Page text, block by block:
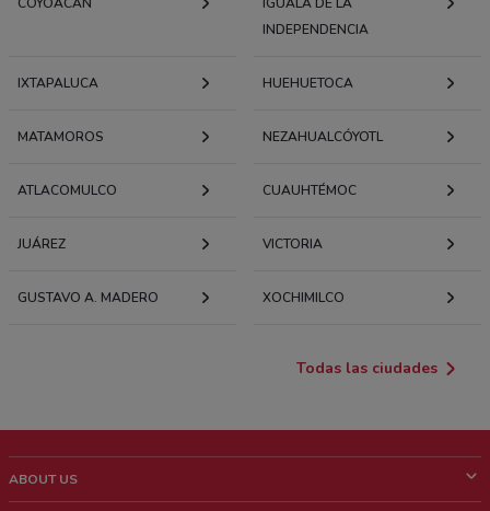
INDEPENDENCIA
IXTAPALUCA HUEHUETOCA
MATAMOROS NEZAHUALCÓYOTL
ATLACOMULCO CUAUHTÉMOC
JUÁREZ VICTORIA
GUSTAVO A. MADERO XOCHIMILCO
Todas las ciudades
ABOUT US